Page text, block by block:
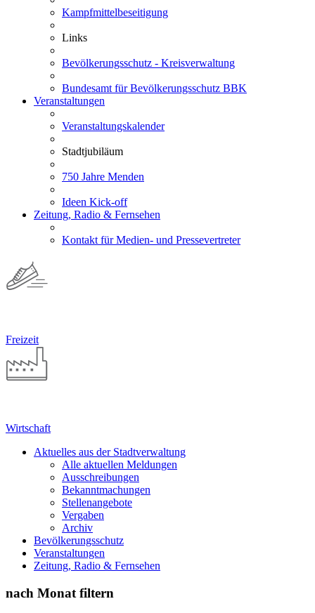
Kampfmittelbeseitigung
Links
Bevölkerungsschutz - Kreisverwaltung
Bundesamt für Bevölkerungsschutz BBK
Veranstaltungen
Veranstaltungskalender
Stadtjubiläum
750 Jahre Menden
Ideen Kick-off
Zeitung, Radio & Fernsehen
Kontakt für Medien- und Pressevertreter
Freizeit
Wirtschaft
Aktuelles aus der Stadtverwaltung
Alle aktuellen Meldungen
Ausschreibungen
Bekanntmachungen
Stellenangebote
Vergaben
Archiv
Bevölkerungsschutz
Veranstaltungen
Zeitung, Radio & Fernsehen
nach Monat filtern